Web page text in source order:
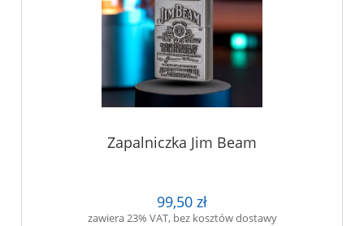
Zapalniczka Jim Beam
99,50 zł
zawiera 23% VAT, bez kosztów dostawy